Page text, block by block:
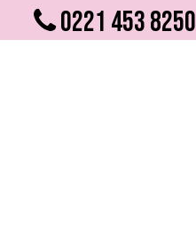
0221 453 8250